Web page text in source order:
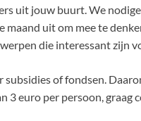
uit jouw buurt. We
maand uit om mee te
die interessant zijn
of fondsen.
3 euro per persoon, graag